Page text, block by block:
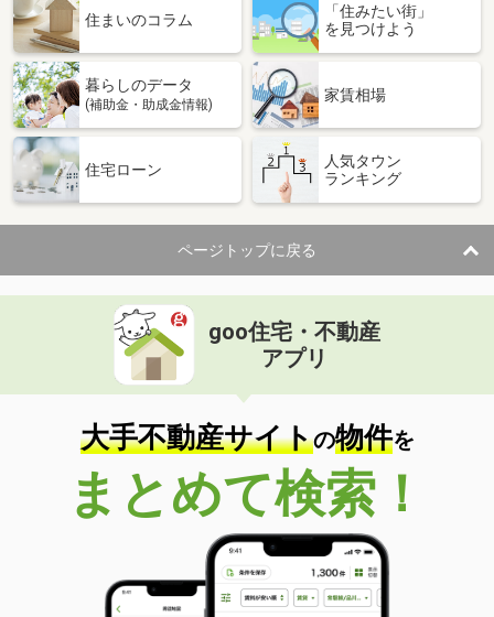
住まいのコラム
「住みたい街」
を見つけよう
暮らしのデータ
(補助金・助成金情報)
家賃相場
住宅ローン
人気タウン
ランキング
ページトップに戻る
goo住宅・不動産
アプリ
大手不動産サイトの物件を
まとめて検索！